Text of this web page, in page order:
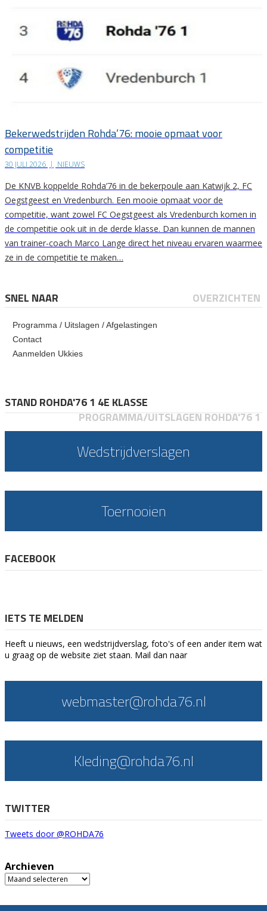
Bekerwedstrijden Rohda’76: mooie opmaat voor
competitie
30 JULI 2026 | NIEUWS
De KNVB koppelde Rohda’76 in de bekerpoule aan Katwijk 2, FC
Oegstgeest en Vredenburch. Een mooie opmaat voor de
competitie, want zowel FC Oegstgeest als Vredenburch komen in
de competitie ook uit in de derde klasse. Dan kunnen de mannen
van trainer-coach Marco Lange direct het niveau ervaren waarmee
ze in de competitie te maken…
SNEL NAAR OVERZICHTEN
Programma / Uitslagen / Afgelastingen
Contact
Aanmelden Ukkies
STAND ROHDA'76 1 4E KLASSE
PROGRAMMA/UITSLAGEN ROHDA'76 1
Wedstrijdverslagen
Toernooien
FACEBOOK
IETS TE MELDEN
Heeft u nieuws, een wedstrijdverslag, foto's of een ander item wat
u graag op de website ziet staan. Mail dan naar
webmaster@rohda76.nl
Kleding@rohda76.nl
TWITTER
Tweets door @ROHDA76
Archieven
Archieven